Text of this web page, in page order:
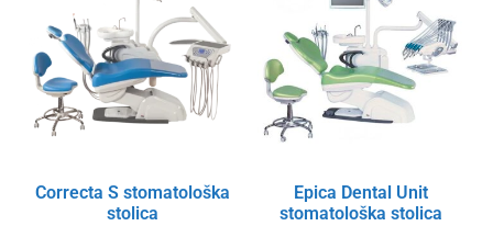
Correcta S stomatološka
stolica
Epica Dental Unit
stomatološka stolica